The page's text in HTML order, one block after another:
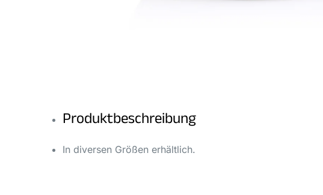
Produktbeschreibung
In diversen Größen erhältlich.